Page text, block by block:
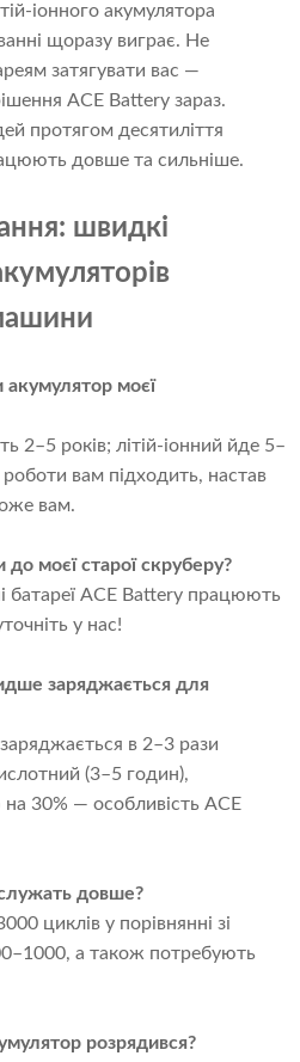
іонного акумулятора
щоразу виграє. Не
затягувати вас —
ACE Battery зараз.
протягом десятиліття
довше та сильніше.
швидкі
акумулятор моєї
2–5 років; літій-іонний йде 5–
вам підходить, настав
вам.
до моєї старої скруберу?
батареї ACE Battery працюють
у нас!
заряджається для
в 2–3 рази
(3–5 годин),
30% — особливість ACE
служать довше?
циклів у порівнянні зі
а також потребують
розрядився?